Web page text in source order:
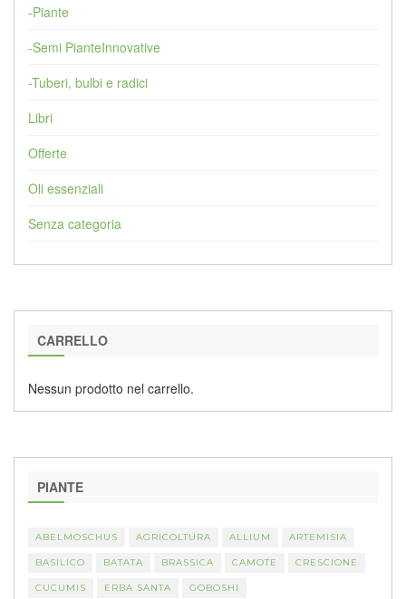
-Piante
-Semi PianteInnovative
-Tuberi, bulbi e radici
Libri
Offerte
Oli essenziali
Senza categoria
CARRELLO
Nessun prodotto nel carrello.
PIANTE
ABELMOSCHUS AGRICOLTURA ALLIUM ARTEMISIA
BASILICO BATATA BRASSICA CAMOTE CRESCIONE
CUCUMIS ERBA SANTA GOBOSHI